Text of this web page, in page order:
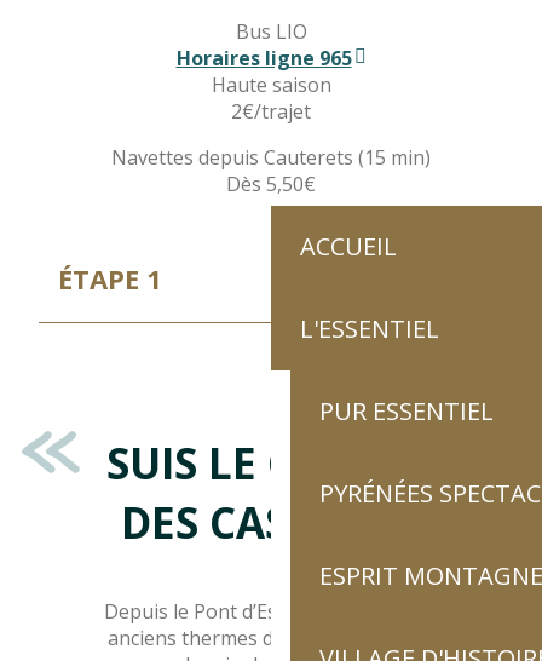
ACCUEIL
L'ESSENTIEL
PUR ESSENTIEL
PYRÉNÉES
ESPRIT MONTAGNE
Bus LIO
Horaires ligne 965
Haute saison
2€/trajet
Navettes depuis Cauterets (15 min)
Dès 5,50€
ÉTAPE 1
SUIS LE CHEMIN
DES CASCADES
Depuis le Pont d’Espagne, rejoins les
anciens thermes de la Raillère par le